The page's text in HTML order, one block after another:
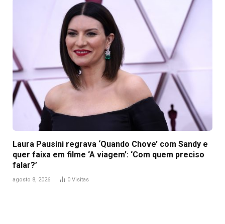
Laura Pausini regrava ‘Quando Chove’ com Sandy e
quer faixa em filme ‘A viagem’: ‘Com quem preciso
falar?’
agosto 8, 2026 0 Visitas